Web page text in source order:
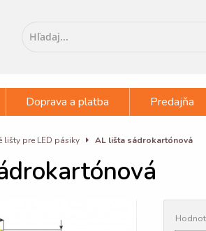
Doprava a platba Predajňa
lišty pre LED pásiky AL lišta sádrokartónová